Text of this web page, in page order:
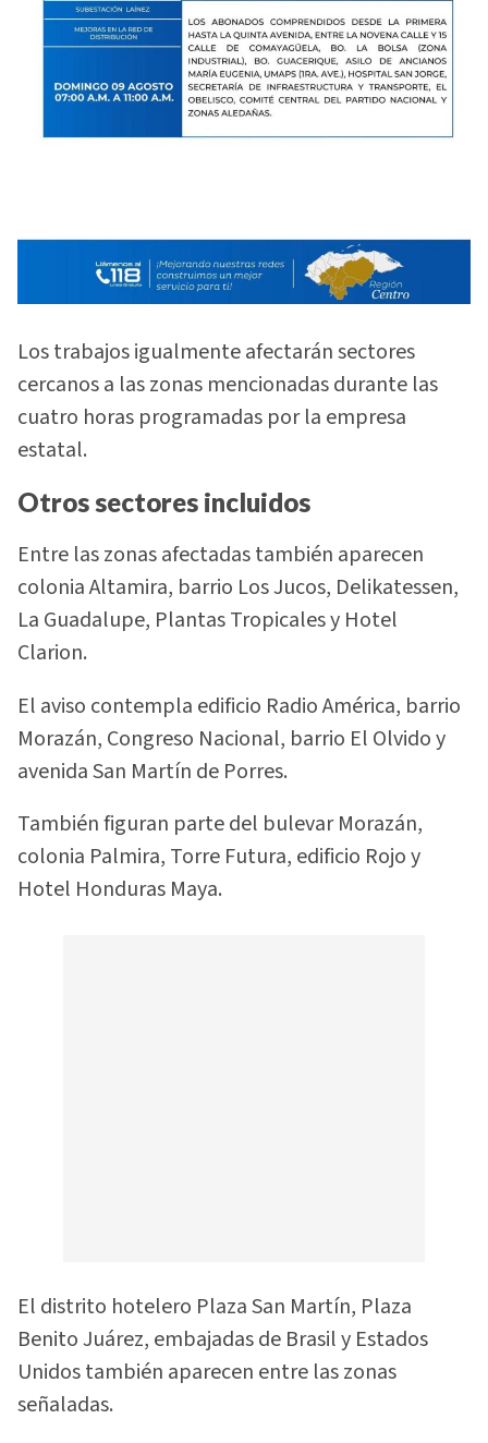
Los trabajos igualmente afectarán sectores
cercanos a las zonas mencionadas durante las
cuatro horas programadas por la empresa
estatal.
Otros sectores incluidos
Entre las zonas afectadas también aparecen
colonia Altamira, barrio Los Jucos, Delikatessen,
La Guadalupe, Plantas Tropicales y Hotel
Clarion.
El aviso contempla edificio Radio América, barrio
Morazán, Congreso Nacional, barrio El Olvido y
avenida San Martín de Porres.
También figuran parte del bulevar Morazán,
colonia Palmira, Torre Futura, edificio Rojo y
Hotel Honduras Maya.
El distrito hotelero Plaza San Martín, Plaza
Benito Juárez, embajadas de Brasil y Estados
Unidos también aparecen entre las zonas
señaladas.